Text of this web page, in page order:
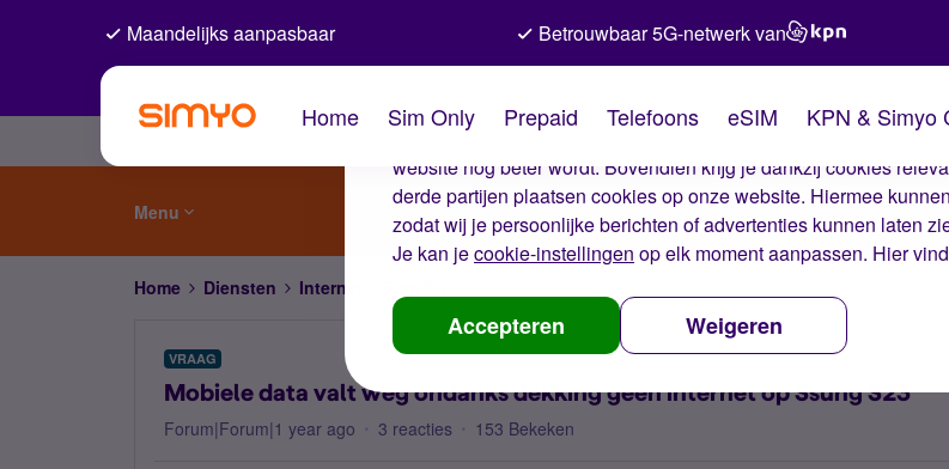
De cookies van Simyo
Wij gebruiken cookies op onze website. Met deze cookies zorgen
website nog beter wordt. Bovendien krijg je dankzij cookies
derde partijen plaatsen cookies op onze website. Hiermee
zodat wij je persoonlijke berichten of advertenties kunnen laten
Je kan jecookie-instellingen op elk moment aanpassen. Hier
Accepteren Weigeren
Maandelijks aanpasbaar Betrouwbaar 5G-netwerk van
Home Sim Only Prepaid Telefoons eSIM KPN & Simyo
Menu
Home Diensten Internet, 4G en 5G
VRAAG
Mobiele data valt weg ondanks dekking geen internet op Ssung S23
Forum|Forum|1 year ago 3 reacties 153 Bekeken